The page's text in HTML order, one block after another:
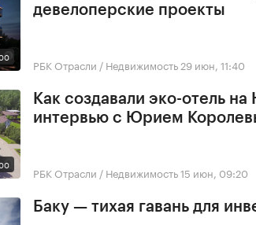
девелоперские проекты
РБК Отрасли / Недвижимость 29 июн, 11:40
Как создавали эко-отель на
интервью с Юрием
РБК Отрасли / Недвижимость15 июн, 09:20
Баку — тихая гавань для